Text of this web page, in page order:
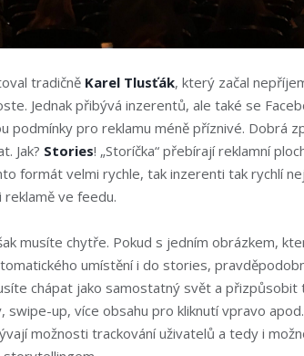
tradičně Karel Tlusťák, který začal
Jednak přibývá inzerentů, ale také se
podmínky pro reklamu méně příznivé. Dobrá
Jak? Stories! „Storíčka“ přebírají reklamní
formát velmi rychle, tak inzerenti tak rychlí
ve feedu.
musíte chytře. Pokud s jedním obrázkem,
umístění i do stories,
chápat jako samostatný svět a přizpůsobit
swipe-up, více obsahu pro kliknutí vpravo
možnosti trackování uživatelů a tedy i